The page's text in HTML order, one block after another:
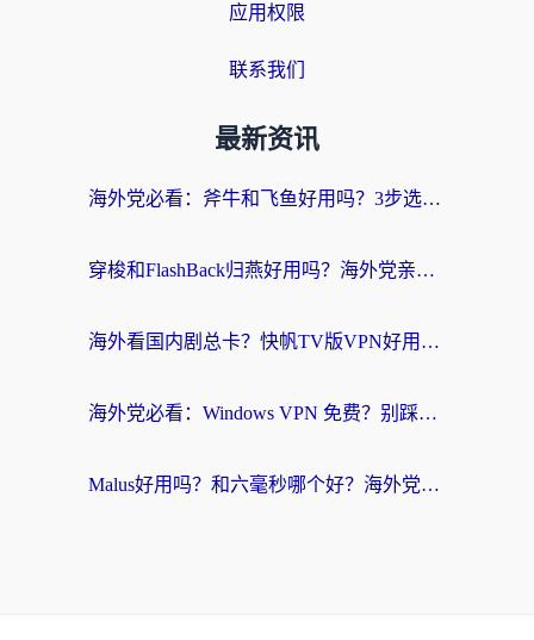
应用权限
联系我们
最新资讯
海外党必看：斧牛和飞鱼好用吗？3步选对回国加速器，无缝刷剧玩国服
穿梭和FlashBack归燕好用吗？海外党亲测3款热门回国加速器，教你选对不踩坑
海外看国内剧总卡？快帆TV版VPN好用吗？和快滚VPN对比哪个回国效果更好？
海外党必看：Windows VPN 免费？别踩坑！教你选对好用的国内加速器无缝回国
Malus好用吗？和六毫秒哪个好？海外党选回国加速器的避坑指南